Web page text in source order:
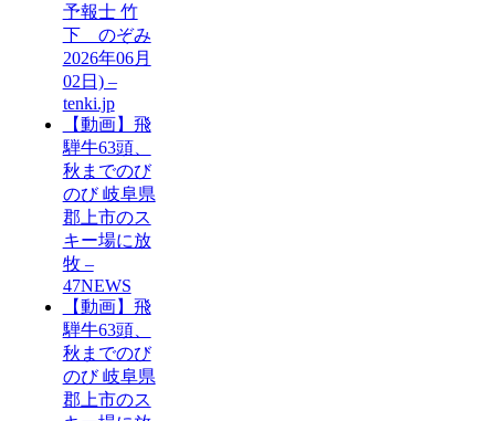
予報士 竹
下 のぞみ
2026年06月
02日) –
tenki.jp
【動画】飛
騨牛63頭、
秋までのび
のび 岐阜県
郡上市のス
キー場に放
牧 –
47NEWS
【動画】飛
騨牛63頭、
秋までのび
のび 岐阜県
郡上市のス